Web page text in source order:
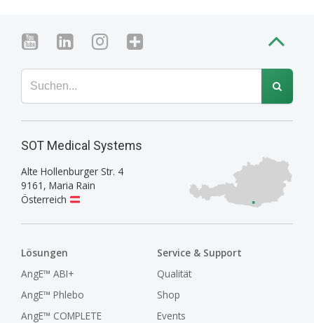
Lösungen
AngE™ ABI+
AngE™ Phlebo
AngE™ COMPLETE
Service & Support
Qualität
Shop
Events
SOT Medical Systems
Alte Hollenburger Str. 4
9161 , Maria Rain
Österreich